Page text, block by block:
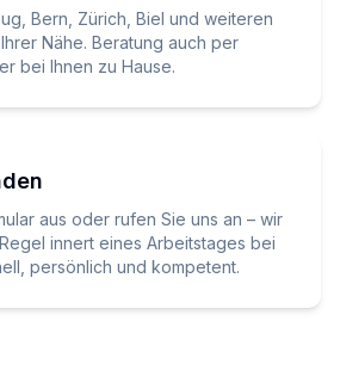
Bern, Zürich, Biel und weiteren
Nähe. Beratung auch per
bei Ihnen zu Hause.
aus oder rufen Sie uns an – wir
innert eines Arbeitstages bei
persönlich und kompetent.